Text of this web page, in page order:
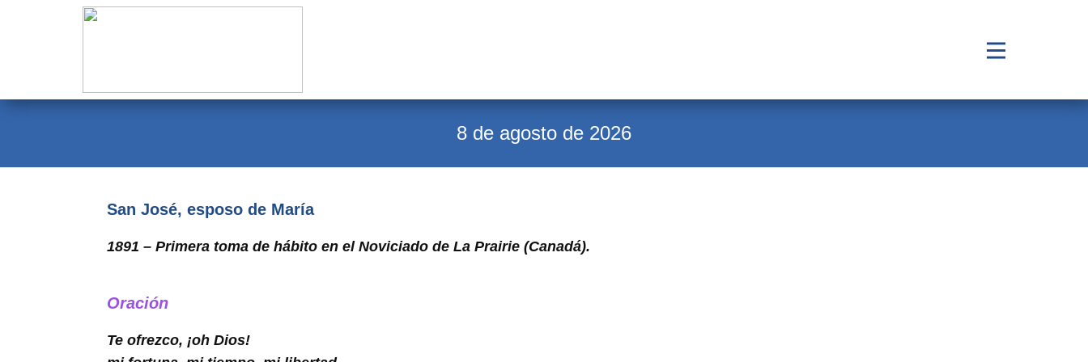
Calendario
Novena
8 de agosto de 2026
San José, esposo de María
1891 – Primera toma de hábito en el Noviciado de La Prairie (Canadá).
Oración
Te ofrezco, ¡oh Dios!